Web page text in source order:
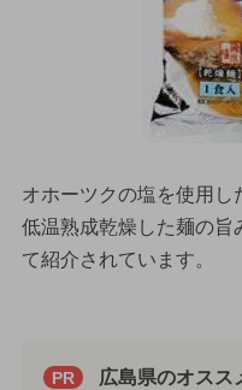
オホーツクの塩を使用し
低温熟成乾燥した麺の旨
て紹介されています。
PR 広島県のオスス